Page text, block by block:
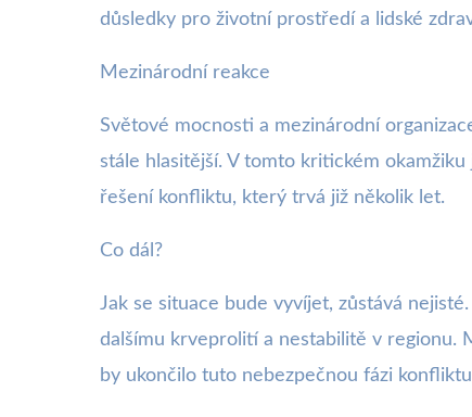
důsledky pro životní prostředí a lidské
Mezinárodní reakce
Světové mocnosti a mezinárodní
stále hlasitější. V tomto kritickém
řešení konfliktu, který trvá již několik let.
Co dál?
Jak se situace bude vyvíjet, zůstává
dalšímu krveprolití a nestabilitě v regionu.
by ukončilo tuto nebezpečnou fázi